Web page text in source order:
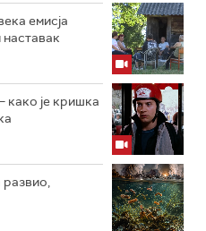
емисја
наставак
је кришка